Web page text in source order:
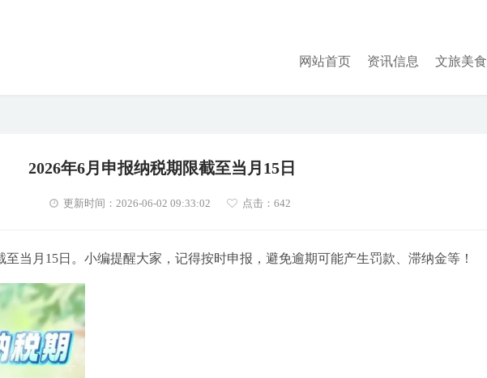
网站首页 资讯信息 文旅美食
2026年6月申报纳税期限截至当月15日
更新时间：2026-06-02 09:33:02 点击： 642
至当月15日。小编提醒大家，记得按时申报，避免逾期可能产生罚款、滞纳金等！